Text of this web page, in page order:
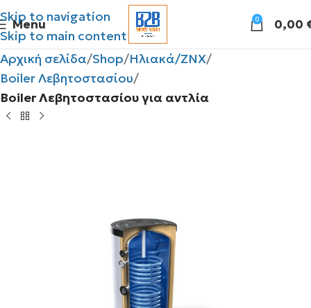
Skip to navigation
Skip to main content
Menu 0 0,00
Αρχική σελίδα Shop Ηλιακά/ΖΝΧ
Boiler Λεβητοστασίου
Boiler Λεβητοστασίου για αντλία